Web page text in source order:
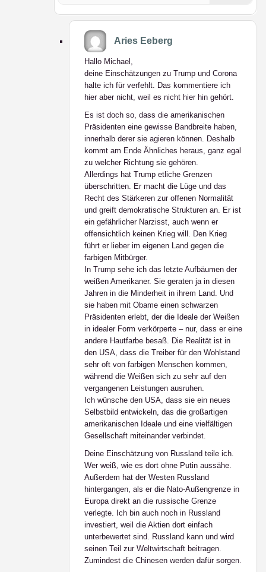
Aries Eeberg
Hallo Michael,
deine Einschätzungen zu Trump und Corona
halte ich für verfehlt. Das kommentiere ich
hier aber nicht, weil es nicht hier hin gehört.
Es ist doch so, dass die amerikanischen
Präsidenten eine gewisse Bandbreite haben,
innerhalb derer sie agieren können. Deshalb
kommt am Ende Ähnliches heraus, ganz egal
zu welcher Richtung sie gehören.
Allerdings hat Trump etliche Grenzen
überschritten. Er macht die Lüge und das
Recht des Stärkeren zur offenen Normalität
und greift demokratische Strukturen an. Er ist
ein gefährlicher Narzisst, auch wenn er
offensichtlich keinen Krieg will. Den Krieg
führt er lieber im eigenen Land gegen die
farbigen Mitbürger.
In Trump sehe ich das letzte Aufbäumen der
weißen Amerikaner. Sie geraten ja in diesen
Jahren in die Minderheit in ihrem Land. Und
sie haben mit Obame einen schwarzen
Präsidenten erlebt, der die Ideale der Weißen
in idealer Form verkörperte – nur, dass er eine
andere Hautfarbe besaß. Die Realität ist in
den USA, dass die Treiber für den Wohlstand
sehr oft von farbigen Menschen kommen,
während die Weißen sich zu sehr auf den
vergangenen Leistungen ausruhen.
Ich wünsche den USA, dass sie ein neues
Selbstbild entwickeln, das die großartigen
amerikanischen Ideale und eine vielfältigen
Gesellschaft miteinander verbindet.
Deine Einschätzung von Russland teile ich.
Wer weiß, wie es dort ohne Putin aussähe.
Außerdem hat der Westen Russland
hintergangen, als er die Nato-Außengrenze in
Europa direkt an die russische Grenze
verlegte. Ich bin auch noch in Russland
investiert, weil die Aktien dort einfach
unterbewertet sind. Russland kann und wird
seinen Teil zur Weltwirtschaft beitragen.
Zumindest die Chinesen werden dafür sorgen.